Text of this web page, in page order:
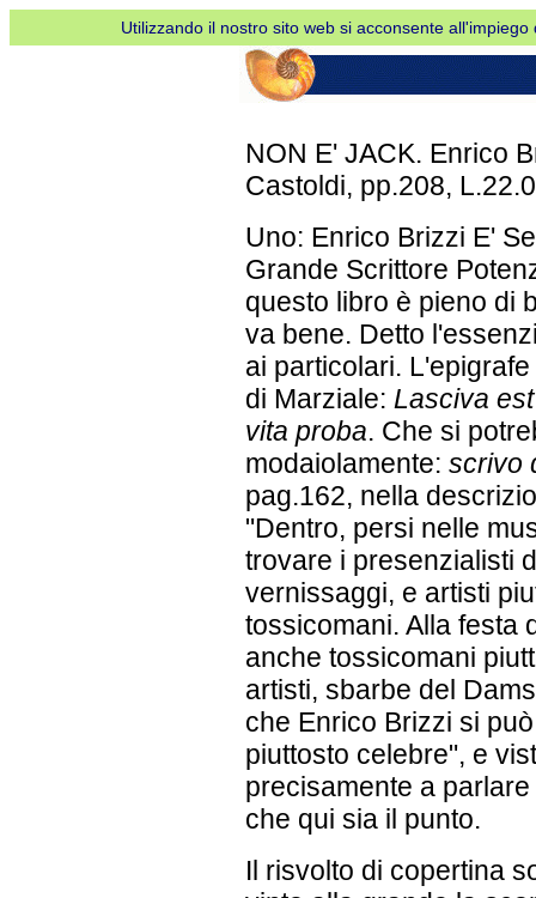
Utilizzando il nostro sito web si acconsente
NON E' JACK. Enrico
Castoldi, pp.208,
Uno: Enrico Brizzi E'
Grande Scrittore
questo libro è pieno di
va bene. Detto
ai particolari.
di Marziale: Lasciva
vita proba. Che si
modaiolamente: scrivo
pag.162, nella
"Dentro, persi nelle
trovare i presenzialisti
vernissaggi, e artisti
tossicomani. Alla festa
anche tossicomani
artisti, sbarbe del
che Enrico Brizzi si
piuttosto celebre", e
precisamente a
che qui sia il punto.
Il risvolto di copertina